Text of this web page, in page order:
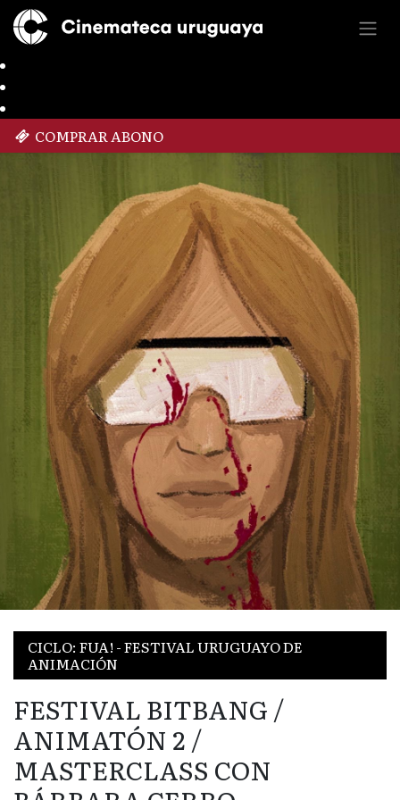
COMPRAR ABONO
CICLO: FUA! - FESTIVAL URUGUAYO DE
ANIMACIÓN
FESTIVAL BITBANG /
ANIMATÓN 2 /
MASTERCLASS CON